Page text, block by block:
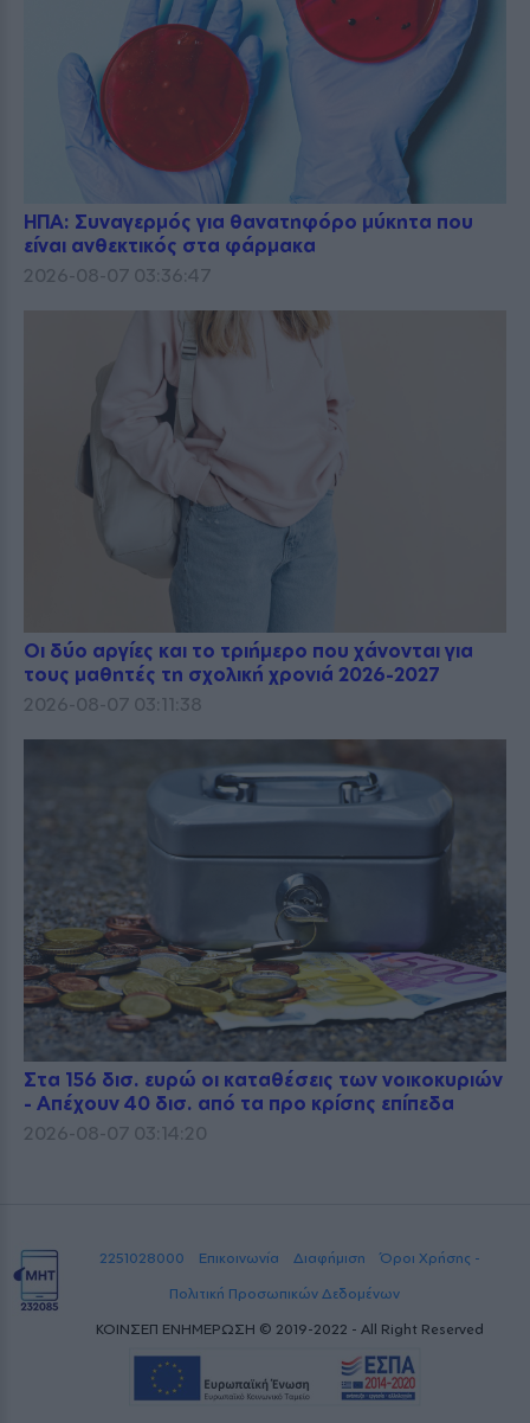
ΗΠΑ: Συναγερμός για θανατηφόρο μύκητα που
είναι ανθεκτικός στα φάρμακα
2026-08-07 03:36:47
Οι δύο αργίες και το τριήμερο που χάνονται για
τους μαθητές τη σχολική χρονιά 2026-2027
2026-08-07 03:11:38
Στα 156 δισ. ευρώ οι καταθέσεις των νοικοκυριών
- Απέχουν 40 δισ. από τα προ κρίσης επίπεδα
2026-08-07 03:14:20
2251028000 Επικοινωνία Διαφήμιση
Όροι Χρήσης -
Πολιτική Προσωπικών Δεδομένων
ΚΟΙΝΣΕΠ ΕΝΗΜΕΡΩΣΗ © 2019-2022 - All Right Reserved